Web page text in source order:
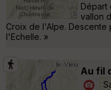
Départ
vallon
Croix de l'Alpe.
l'Echelle. »
Au fil